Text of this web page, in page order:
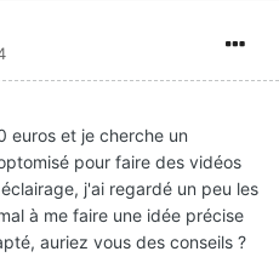
euros et je cherche un
pour faire des vidéos
j'ai regardé un peu les
à me faire une idée précise
auriez vous des conseils ?